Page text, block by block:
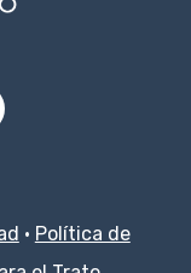
· Política de